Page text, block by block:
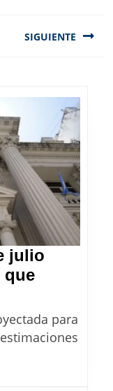
SIGUIENTE
julio
que
para